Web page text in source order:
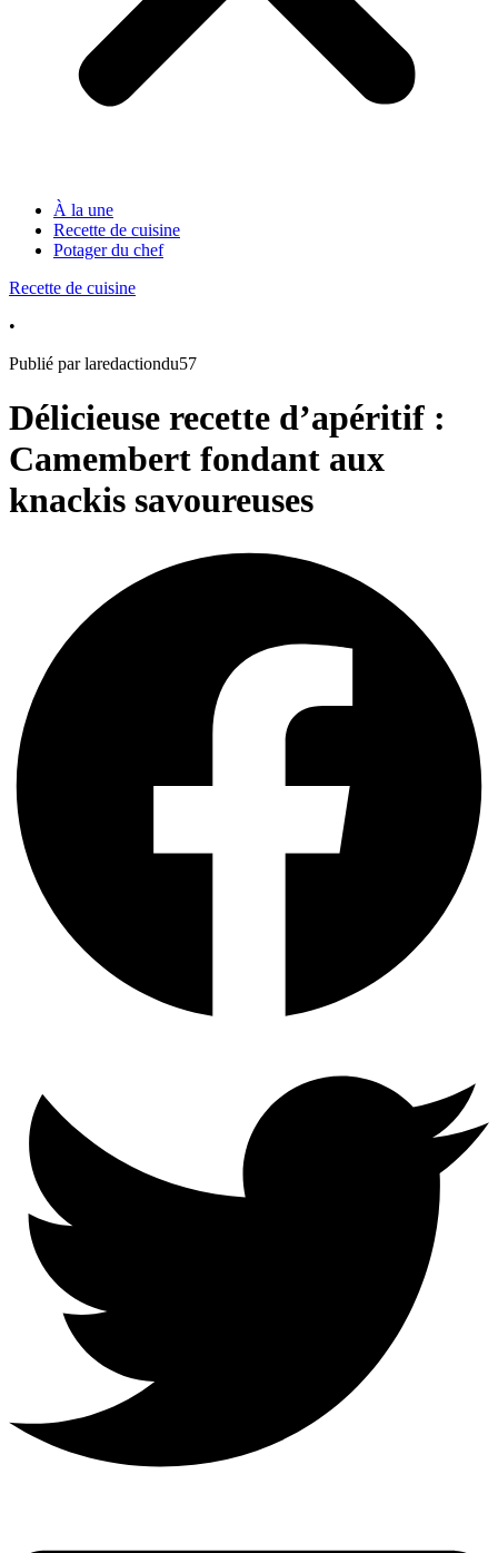
À la une
Recette de cuisine
Potager du chef
Recette de cuisine
•
Publié par laredactiondu57
Délicieuse recette d’apéritif :
Camembert fondant aux
knackis savoureuses